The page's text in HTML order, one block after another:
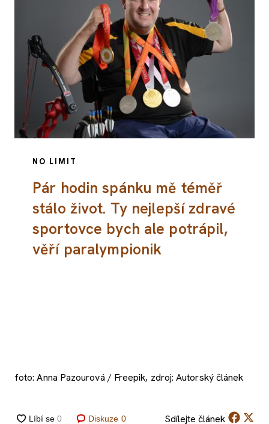
NO LIMIT
Pár hodin spánku mě téměř
stálo život. Ty nejlepší zdravé
sportovce bych ale potrápil,
věří paralympionik
foto: Anna Pazourová / Freepik, zdroj: Autorský článek
Diskuze 0 Sdílejte článek